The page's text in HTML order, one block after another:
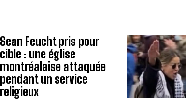
Sean Feucht pris pour
cible : une église
montréalaise attaquée
pendant un service
religieux